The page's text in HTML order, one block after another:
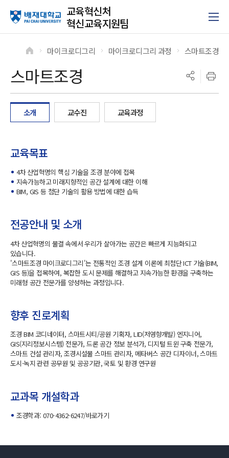
교육혁신처
혁신교육지원팀
스마트조경
마이크로디그리 마이크로디그리 과정 스마트조경
소개 교수진 교육과정
교육목표
4차 산업혁명의 핵심 기술을 조경 분야에 접목
지속가능하고 미래지향적인 공간 설계에 대한 이해
BIM, GIS 등 첨단 기술의 활용 방법에 대한 습득
전공안내 및 소개
4차 산업혁명의 물결 속에서 우리가 살아가는 공간은 빠르게 지능화되고
있습니다.
'스마트조경 마이크로디그리'는 전통적인 조경 설계 이론에 최첨단 ICT 기술(BIM,
GIS 등)을 접목하여, 복잡한 도시 문제를 해결하고 지속가능한 환경을 구축하는
미래형 공간 전문가를 양성하는 과정입니다.
향후 진로계획
조경 BIM 코디네이터, 스마트시티/공원 기획자, LID(저영향개발) 엔지니어,
GIS(지리정보시스템) 전문가, 드론 공간 정보 분석가, 디지털 트윈 구축 전문가,
스마트 건설 관리자, 조경시설물 스마트 관리자, 메타버스 공간 디자이너, 스마트
도시·녹지 관련 공무원 및 공공기관, 국토 및 환경 연구원
교과목 개설학과
조경학과: 070-4362-6247/바로가기